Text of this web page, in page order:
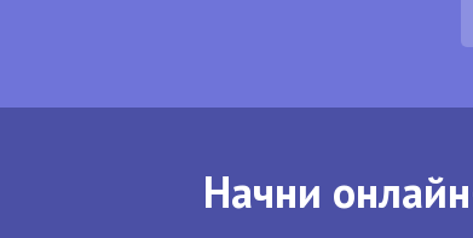
Начни